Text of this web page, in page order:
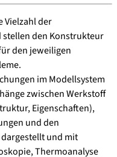
Vielzahl der
den Konstrukteur
den jeweiligen
im Modellsystem
zwischen Werkstoff
Eigenschaften),
und den
und mit
Thermoanalyse